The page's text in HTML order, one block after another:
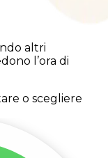
altri
l’ora di
o scegliere